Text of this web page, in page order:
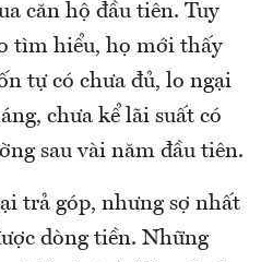
căn hộ đầu tiên. Tuy
tìm hiểu, họ mới thấy
tự có chưa đủ, lo ngại
chưa kể lãi suất có
sau vài năm đầu tiên.
trả góp, nhưng sợ nhất
dòng tiền. Những